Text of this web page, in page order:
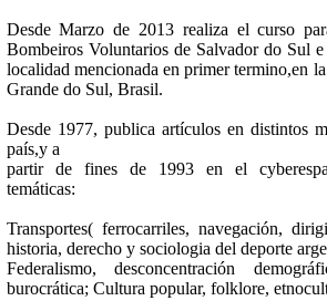
Desde Marzo de 2013 realiza el curso
Bombeiros Voluntarios de Salvador do Sul
localidad mencionada en primer termino,en
Grande do Sul, Brasil.
Desde 1977, publica artículos en distintos
país,y a
partir de fines de 1993 en el
temáticas:
Transportes( ferrocarriles, navegación,
historia, derecho y sociologia del deporte
Federalismo, desconcentración
burocrática; Cultura popular, folklore,